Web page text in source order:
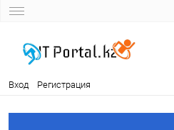
Вход Регистрация